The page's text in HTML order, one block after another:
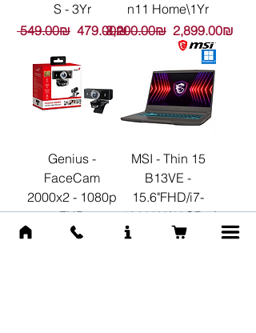
S - 3Yr
Обычная цена
‏549.00 ‏₪ Цена со скидкой
‏479.00 ‏₪
n11 Home\1Yr
Обычная цена
‏3,200.00 ‏₪ Цена со ‏2,899.00 ‏₪
Genius -
FaceCam
2000x2 - 1080p
FHD
Цена
MSI - Thin 15
B13VE -
15.6"FHD/i7-
13620H/16GB+/
1 TB/RTX4050-